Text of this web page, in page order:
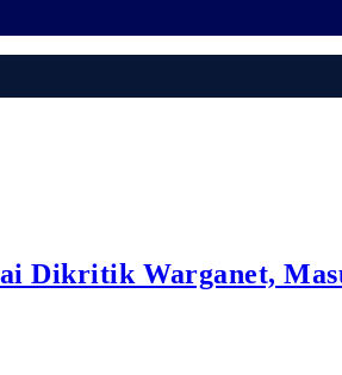
Dikritik Warganet,